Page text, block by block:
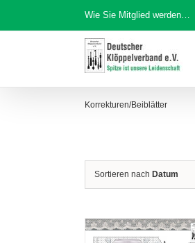
Inhalt
Wie Sie Mitglied werden…
Korrekturen/Beiblätter
Sortieren nach Datum